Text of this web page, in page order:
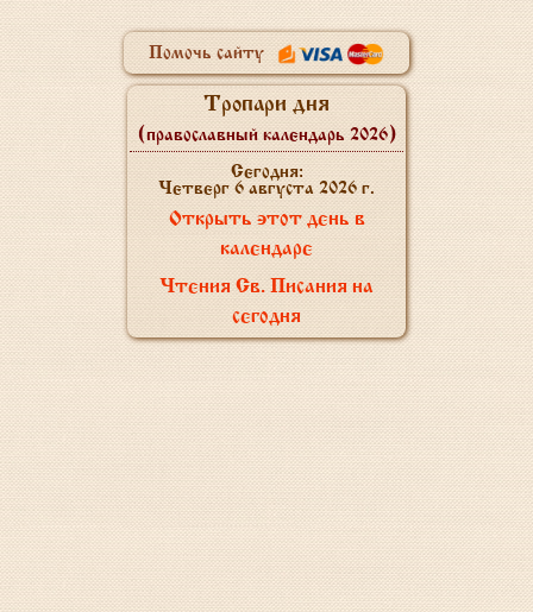
Помочь сайту
Тропари дня
(православный календарь 2026)
Сегодня:
Четверг 6 августа 2026 г.
Открыть этот день в
календаре
Чтения Св. Писания на
сегодня